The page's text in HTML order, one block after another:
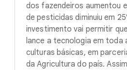
dos fazendeiros aumentou
de pesticidas diminuiu em
investimento vai permitir
lance a tecnologia em toda
culturas básicas, em
da Agricultura do país.